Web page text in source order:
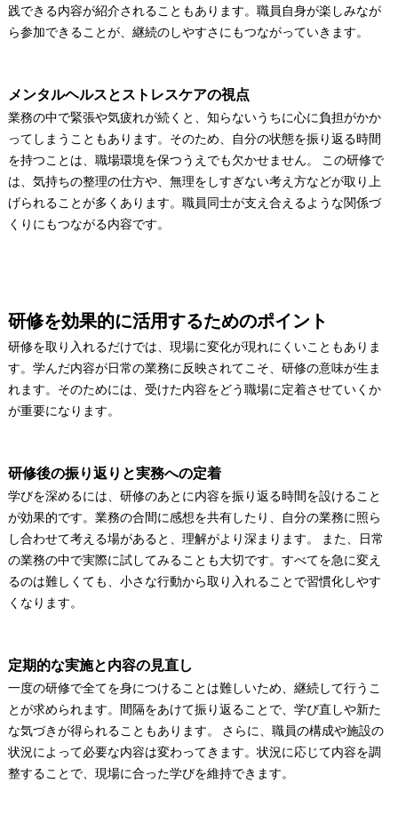
践できる内容が紹介されることもあります。職員自身が楽しみなが
ら参加できることが、継続のしやすさにもつながっていきます。
メンタルヘルスとストレスケアの視点
業務の中で緊張や気疲れが続くと、知らないうちに心に負担がかか
ってしまうこともあります。そのため、自分の状態を振り返る時間
を持つことは、職場環境を保つうえでも欠かせません。 この研修で
は、気持ちの整理の仕方や、無理をしすぎない考え方などが取り上
げられることが多くあります。職員同士が支え合えるような関係づ
くりにもつながる内容です。
研修を効果的に活用するためのポイント
研修を取り入れるだけでは、現場に変化が現れにくいこともありま
す。学んだ内容が日常の業務に反映されてこそ、研修の意味が生ま
れます。そのためには、受けた内容をどう職場に定着させていくか
が重要になります。
研修後の振り返りと実務への定着
学びを深めるには、研修のあとに内容を振り返る時間を設けること
が効果的です。業務の合間に感想を共有したり、自分の業務に照ら
し合わせて考える場があると、理解がより深まります。 また、日常
の業務の中で実際に試してみることも大切です。すべてを急に変え
るのは難しくても、小さな行動から取り入れることで習慣化しやす
くなります。
定期的な実施と内容の見直し
一度の研修で全てを身につけることは難しいため、継続して行うこ
とが求められます。間隔をあけて振り返ることで、学び直しや新た
な気づきが得られることもあります。 さらに、職員の構成や施設の
状況によって必要な内容は変わってきます。状況に応じて内容を調
整することで、現場に合った学びを維持できます。